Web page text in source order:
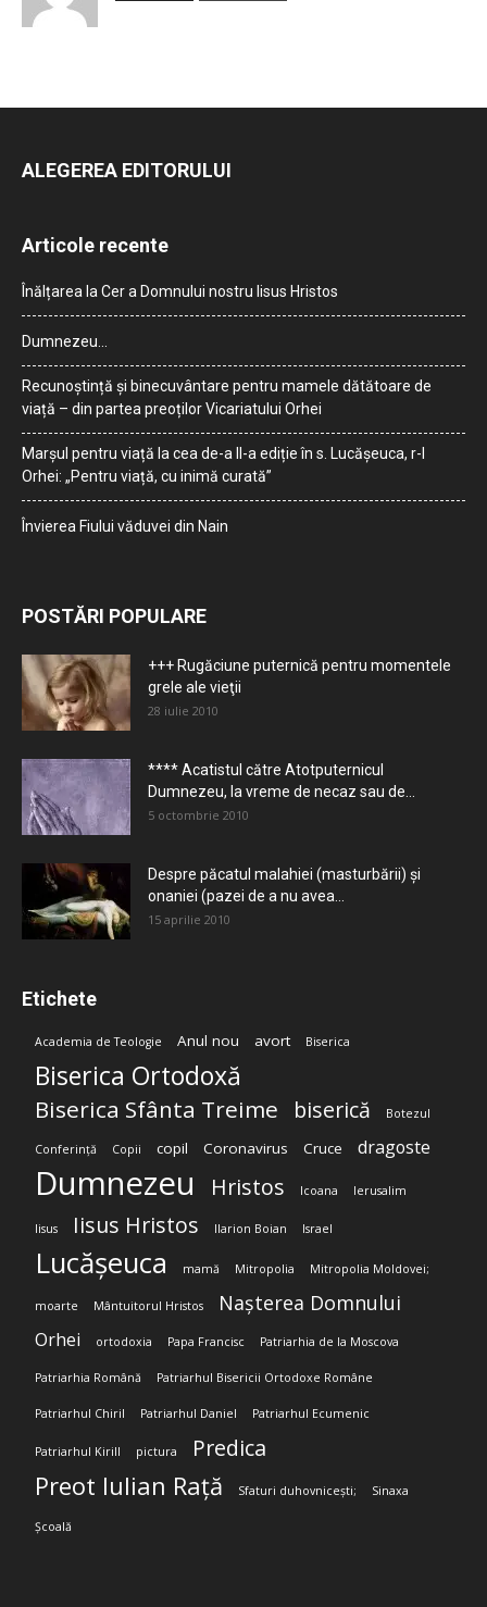
ALEGEREA EDITORULUI
Articole recente
Înălțarea la Cer a Domnului nostru Iisus Hristos
Dumnezeu…
Recunoștință și binecuvântare pentru mamele dătătoare de
viață – din partea preoților Vicariatului Orhei
Marșul pentru viață la cea de-a II-a ediție în s. Lucășeuca, r-l
Orhei: „Pentru viață, cu inimă curată”
Învierea Fiului văduvei din Nain
POSTĂRI POPULARE
+++ Rugăciune puternică pentru momentele
grele ale vieţii
28 iulie 2010
**** Acatistul către Atotputernicul
Dumnezeu, la vreme de necaz sau de...
5 octombrie 2010
Despre păcatul malahiei (masturbării) şi
onaniei (pazei de a nu avea...
15 aprilie 2010
Etichete
Academia de Teologie Anul nou avort Biserica
Biserica Ortodoxă
Biserica Sfânta Treime biserică Botezul
Conferință Copii copil Coronavirus Cruce dragoste
Dumnezeu Hristos Icoana Ierusalim
Iisus Iisus Hristos Ilarion Boian Israel
Lucășeuca mamă Mitropolia Mitropolia Moldovei;
moarte Mântuitorul Hristos Nașterea Domnului
Orhei ortodoxia Papa Francisc Patriarhia de la Moscova
Patriarhia Română Patriarhul Bisericii Ortodoxe Române
Patriarhul Chiril Patriarhul Daniel Patriarhul Ecumenic
Patriarhul Kirill pictura Predica
Preot Iulian Rață Sfaturi duhovnicești; Sinaxa
Școală